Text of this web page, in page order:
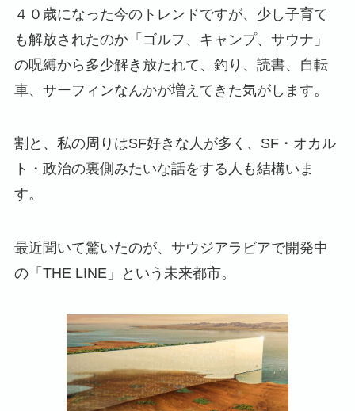
４０歳になった今のトレンドですが、少し子育て
も解放されたのか「ゴルフ、キャンプ、サウナ」
の呪縛から多少解き放たれて、釣り、読書、自転
車、サーフィンなんかが増えてきた気がします。
割と、私の周りはSF好きな人が多く、SF・オカル
ト・政治の裏側みたいな話をする人も結構いま
す。
最近聞いて驚いたのが、サウジアラビアで開発中
の「THE LINE」という未来都市。